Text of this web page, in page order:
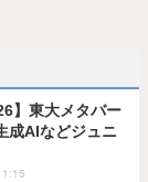
】東大メタバー
成AIなどジュニ